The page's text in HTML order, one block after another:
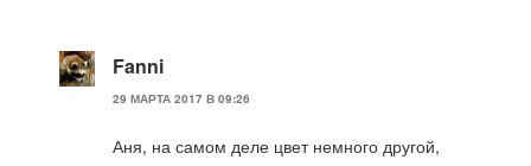
Fanni
29 МАРТА 2017 В 09:26
Аня, на самом деле цвет немного другой,